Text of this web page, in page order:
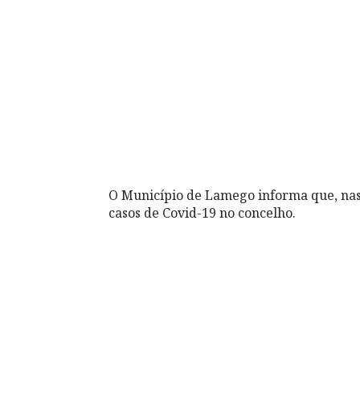
O Município de Lamego informa que,
casos de Covid-19 no concelho.